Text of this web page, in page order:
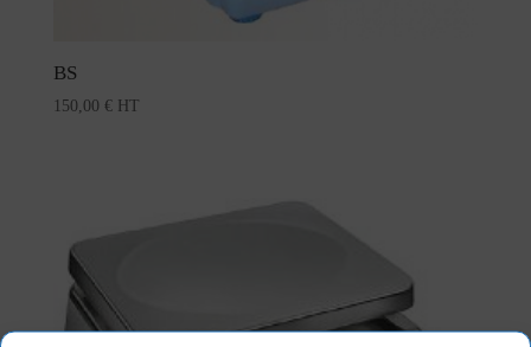
BS
150,00 € HT